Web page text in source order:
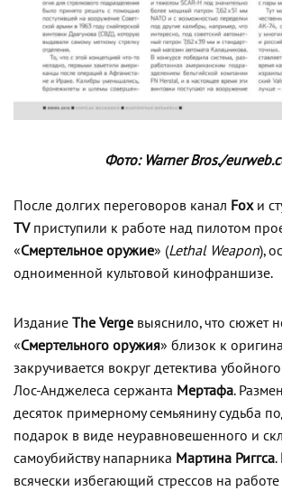
Фото: Warner Bros./
После долгих переговоров канал Foxи
TVприступили к работе над пилотом
«Смертельное оружие» (Lethal Weapon),
одноименной культовой кинофраншизе.
Издание The Verge выяснило, что сюжет
«Смертельного оружия» близок к
закручивается вокруг детектива
Лос-Анджелеса сержанта Мертафа.
десяток примерному семьянину судьба
подарок в виде неуравновешенного и
самоубийству напарника Мартина Риггса.
всячески избегающий стрессов на